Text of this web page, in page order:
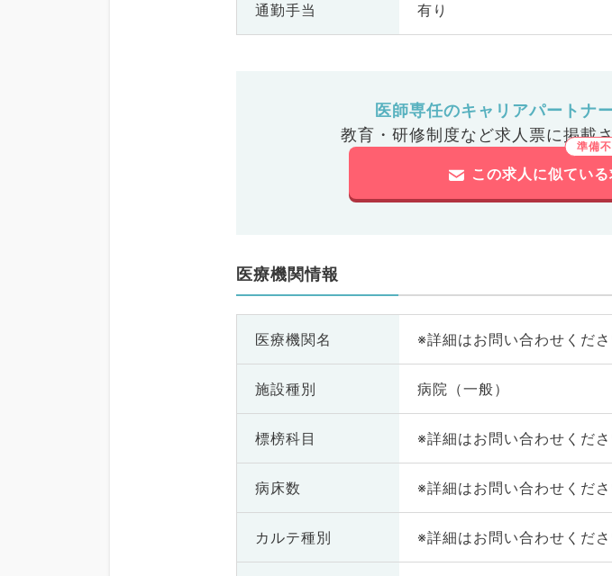
通勤手当 有り
医師専任のキャリアパートナー
教育・研修制度など求人票に掲載
この求人に似てい
医療機関情報
医療機関名 ※詳細はお問い合わせくだ
施設種別 病院（一般）
標榜科目 ※詳細はお問い合わせくだ
病床数 ※詳細はお問い合わせくだ
カルテ種別 ※詳細はお問い合わせくだ